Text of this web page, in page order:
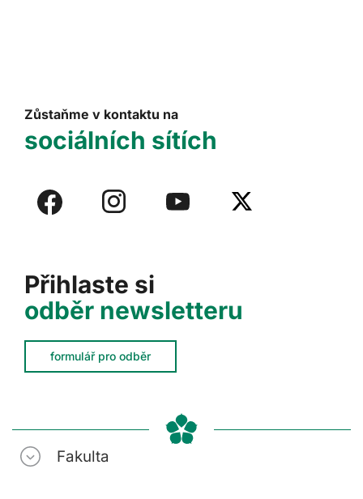
Přihlaste si
odběr newsletteru
formulář pro odběr
Zůstaňme v kontaktu na
sociálních sítích
Fakulta